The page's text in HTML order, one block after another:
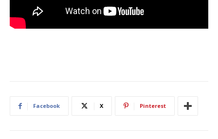
Facebook X Pinterest